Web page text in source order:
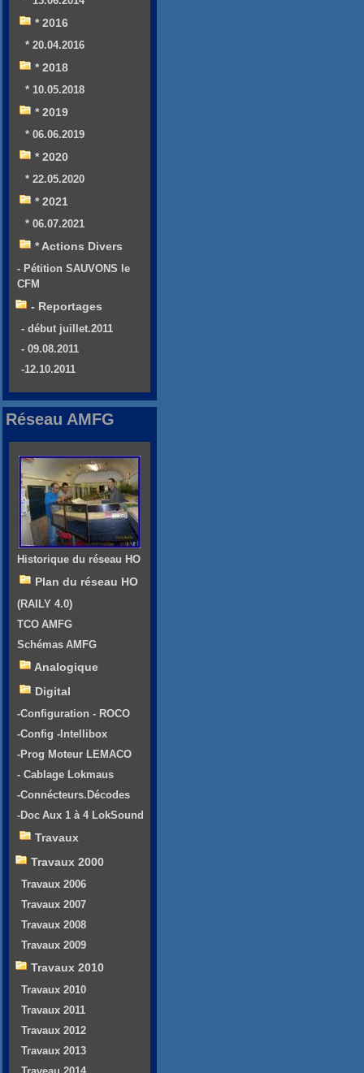
* 2016
* 20.04.2016
* 2018
* 10.05.2018
* 2019
* 06.06.2019
* 2020
* 22.05.2020
* 2021
* 06.07.2021
* Actions Divers
- Pétition SAUVONS le
CFM
- Reportages
- début juillet.2011
- 09.08.2011
-12.10.2011
Réseau AMFG
Historique du réseau HO
Plan du réseau HO
(RAILY 4.0)
TCO AMFG
Schémas AMFG
Analogique
Digital
-Configuration - ROCO
-Config -Intellibox
-Prog Moteur LEMACO
- Cablage Lokmaus
-Connécteurs.Décodes
-Doc Aux 1 à 4 LokSound
Travaux
Travaux 2000
Travaux 2006
Travaux 2007
Travaux 2008
Travaux 2009
Travaux 2010
Travaux 2010
Travaux 2011
Travaux 2012
Travaux 2013